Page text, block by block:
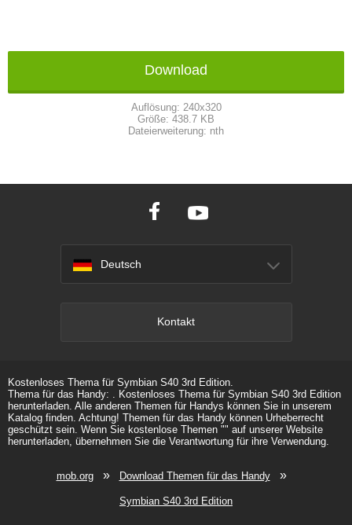
Download
Auflösung: 240x320
Größe: 438.7 KB
Dateierweiterung: nth
Deutsch
Kontakt
Kostenloses Thema für Symbian S40 3rd Edition.
Thema für das Handy: . Kostenloses Thema für Symbian S40 3rd Edition
herunterladen. Alle anderen Themen für Handys können Sie in unserem
Katalog finden. Achtung! Themen für das Handy können Urheberrecht
geschützt sein. Wenn Sie kostenlose Themen "" auf unserer Website
herunterladen, übernehmen Sie die Verantwortung für ihre Verwendung.
mob.org» Download Themen für das Handy»
Symbian S40 3rd Edition